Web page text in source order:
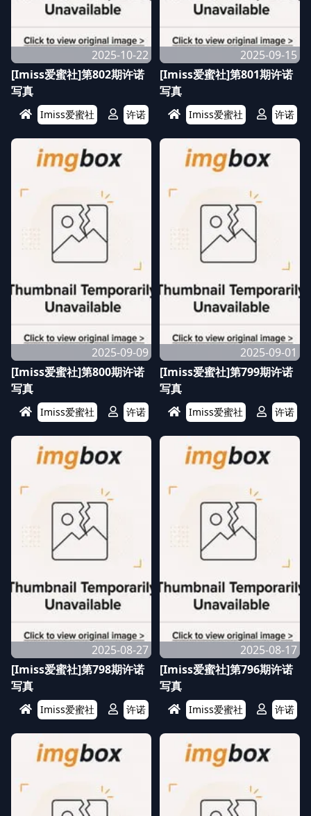
2025-10-22
[Imiss爱蜜社]第802期许诺
写真
Imiss爱蜜社 许诺
2025-09-15
[Imiss爱蜜社]第801期许诺
写真
Imiss爱蜜社 许诺
2025-09-09
[Imiss爱蜜社]第800期许诺
写真
Imiss爱蜜社 许诺
2025-09-01
[Imiss爱蜜社]第799期许诺
写真
Imiss爱蜜社 许诺
2025-08-27
[Imiss爱蜜社]第798期许诺
写真
Imiss爱蜜社 许诺
2025-08-17
[Imiss爱蜜社]第796期许诺
写真
Imiss爱蜜社 许诺